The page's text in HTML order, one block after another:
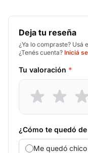
Deja tu reseña
¿Ya lo compraste? Usá
¿Tenés cuenta? Iniciá
Tu valoración *
¿Cómo te quedó
Me quedó chico